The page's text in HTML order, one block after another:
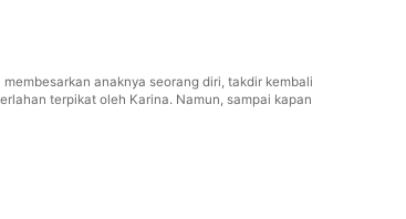
anaknya seorang diri, takdir kembali
terpikat oleh Karina. Namun, sampai kapan